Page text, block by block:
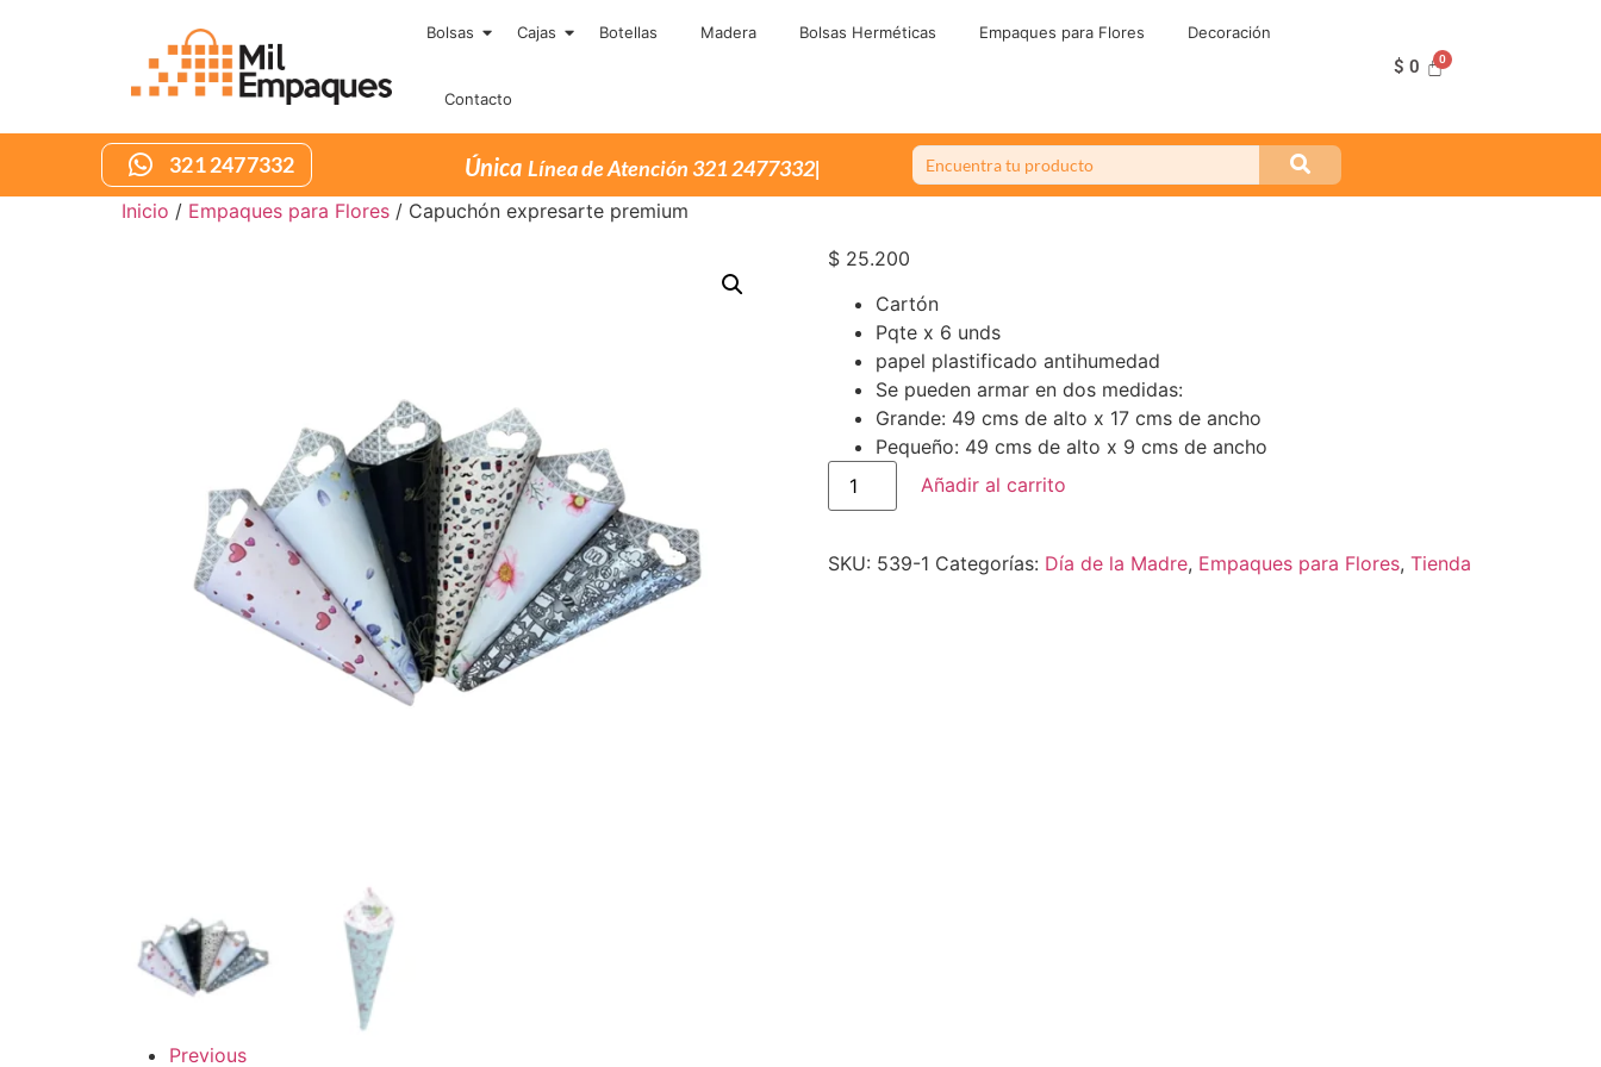
Bolsas Cajas Botellas Madera Bolsas Herméticas Empaques para Flores Decoración
Contacto
$ 0
321 2477332 Única
Inicio / Empaques para Flores / Capuchón expresarte premium
Previous
$25.200
Cartón
Pqte x 6 unds
papel plastificado antihumedad
Se pueden armar en dos medidas:
Grande: 49 cms de alto x 17 cms de ancho
Pequeño: 49 cms de alto x 9 cms de ancho
Añadir al carrito
SKU: 539-1 Categorías: Día de la Madre, Empaques para Flores, Tienda